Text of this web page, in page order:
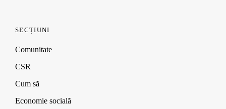
SECȚIUNI
Comunitate
CSR
Cum să
Economie socială